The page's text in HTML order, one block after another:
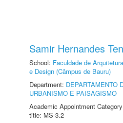
Samir Hernandes
School: Faculdade de
e Design (Câmpus de Bauru)
Department: DEPARTAMENTO
URBANISMO E PAISAGISMO
Academic Appointment
title: MS-3.2